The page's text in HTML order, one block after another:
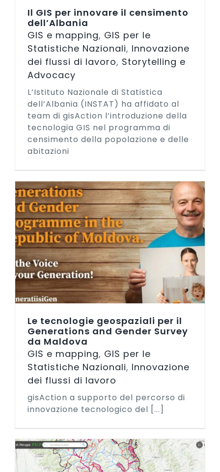
Il GIS per innovare il censimento
dell’Albania
GIS e mapping, GIS per le
Statistiche Nazionali, Innovazione
dei flussi di lavoro, Storytelling e
Advocacy
L’Istituto Nazionale di Statistica
dell’Albania (INSTAT) ha affidato al
team di gisAction l’introduzione della
tecnologia GIS nel programma di
censimento della popolazione e delle
abitazioni
Le tecnologie geospaziali per il
Generations and Gender Survey
da Maldova
GIS e mapping, GIS per le
Statistiche Nazionali, Innovazione
dei flussi di lavoro
gisAction a supporto del percorso di
innovazione tecnologico del [...]